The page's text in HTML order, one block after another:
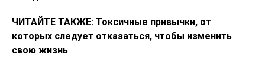
ЧИТАЙТЕ ТАКЖЕ: Токсичные привычки, от
которых следует отказаться, чтобы изменить
свою жизнь